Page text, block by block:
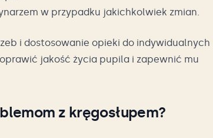
w przypadku jakichkolwiek zmian.
i dostosowanie opieki do indywidualnych
jakość życia pupila i zapewnić mu
z kręgosłupem?